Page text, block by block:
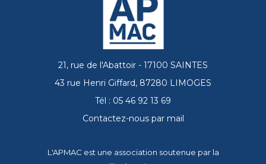
21, rue de l'Abattoir - 17100 SAINTES
43 rue Henri Giffard, 87280 LIMOGES
Tél : 05 46 92 13 69
Contactez-nous par mail
L'APMAC est une association soutenue par la